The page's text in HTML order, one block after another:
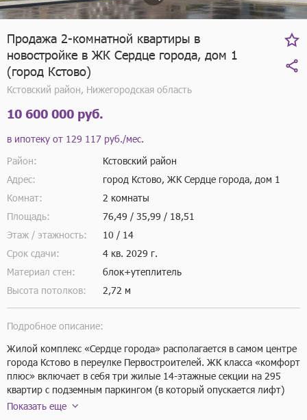
Продажа 2-комнатной квартиры в
новостройке в ЖК Сердце города, дом 1
(город Кстово)
Кстовский район, Нижегородская область
10 600 000 руб.
в ипотеку от 129 117 руб./мес.
Район:
Кстовский район
Адрес:
город Кстово, ЖК Сердце города, дом 1
Комнат:
2 комнаты
Площадь:
76,49 / 35,99 / 18,51
Этаж / этажность:
10 / 14
Срок сдачи:
4 кв. 2029 г.
Материал стен:
блок+утеплитель
Высота потолков:
2,72 м
Подробное описание:
Жилой комплекс «Сердце города» располагается в самом центре
города Кстово в переулке Первостроителей. ЖК класса «комфорт
плюс» включает в себя три жилые 14-этажные секции на 295
квартир с подземным паркингом (в который опускается лифт)
на 179 машино-мест. Плюс в подземном этаже расположены 38
Показать еще